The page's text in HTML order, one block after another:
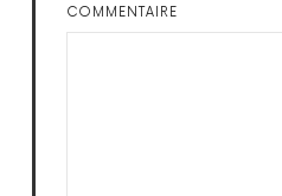
COMMENTAIRE